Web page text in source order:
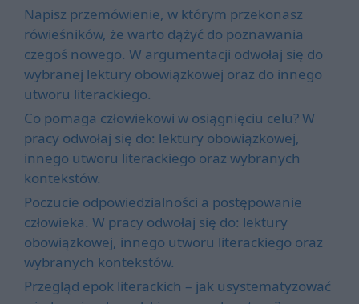
Napisz przemówienie, w którym przekonasz
rówieśników, że warto dążyć do poznawania
czegoś nowego. W argumentacji odwołaj się do
wybranej lektury obowiązkowej oraz do innego
utworu literackiego.
Co pomaga człowiekowi w osiągnięciu celu? W
pracy odwołaj się do: lektury obowiązkowej,
innego utworu literackiego oraz wybranych
kontekstów.
Poczucie odpowiedzialności a postępowanie
człowieka. W pracy odwołaj się do: lektury
obowiązkowej, innego utworu literackiego oraz
wybranych kontekstów.
Przegląd epok literackich – jak usystematyzować